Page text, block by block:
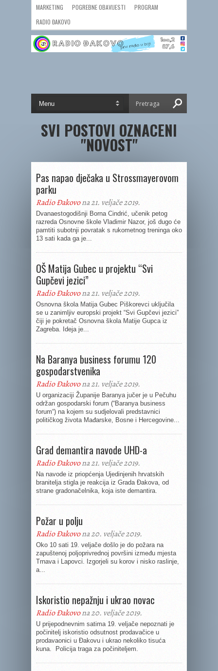
MARKETING POGREBNE OBAVIJESTI
PROGRAM
RADIO ĐAKOVO
SVI POSTOVI OZNACENI
"NOVOST"
Pas napao dječaka u Strossmayerovom
parku
Radio Đakovona 21. veljače 2019.
Dvanaestogodišnji Borna Cindrić, učenik petog
razreda Osnovne škole Vladimir Nazor, još dugo će
pamtiti subotnji povratak s rukometnog treninga oko
13 sati kada ga je...
OŠ Matija Gubec u projektu “Svi
Gupčevi jezici”
Radio Đakovona 21. veljače 2019.
Osnovna škola Matija Gubec Piškorevci uključila
se u zanimljiv europski projekt “Svi Gupčevi jezici”
čiji je pokretač Osnovna škola Matije Gupca iz
Zagreba. Ideja je...
Na Baranya business forumu 120
gospodarstvenika
Radio Đakovona 21. veljače 2019.
U organizaciji Županije Baranya jučer je u Pečuhu
održan gospodarski forum (“Baranya business
forum“) na kojem su sudjelovali predstavnici
političkog života Mađarske, Bosne i Hercegovine...
Grad demantira navode UHD-a
Radio Đakovona 21. veljače 2019.
Na navode iz priopćenja Ujedinjenih hrvatskih
branitelja stigla je reakcija iz Grada Đakova, od
strane gradonačelnika, koja iste demantira.
Požar u polju
Radio Đakovona 20. veljače 2019.
Oko 10 sati 19. veljače došlo je do požara na
zapuštenoj poljoprivrednoj površini između mjesta
Trnava i Lapovci. Izgorjeli su korov i nisko raslinje,
a...
Iskoristio nepažnju i ukrao novac
Radio Đakovona 20. veljače 2019.
U prijepodnevnim satima 19. veljače nepoznati je
počinitelj iskoristio odsutnost prodavačice u
prodavaonici u Đakovu i ukrao nekoliko tisuća
kuna. Policija traga za počiniteljem.